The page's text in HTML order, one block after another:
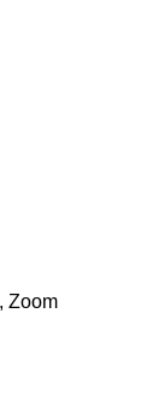
Zoom